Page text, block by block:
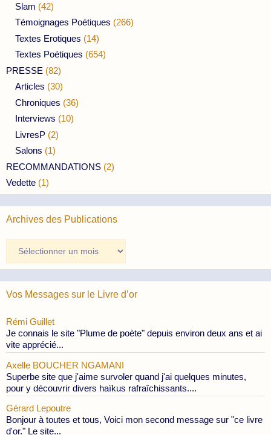
Slam (42)
Témoignages Poétiques (266)
Textes Erotiques (14)
Textes Poétiques (654)
PRESSE (82)
Articles (30)
Chroniques (36)
Interviews (10)
LivresP (2)
Salons (1)
RECOMMANDATIONS (2)
Vedette (1)
Archives des Publications
des
Publications
Vos Messages sur le Livre d’or
Rémi Guillet
Je connais le site "Plume de poète" depuis environ deux ans et ai
vite apprécié...
Axelle BOUCHER NGAMANI
Superbe site que j'aime survoler quand j'ai quelques minutes,
pour y découvrir divers haïkus rafraîchissants....
Gérard Lepoutre
Bonjour à toutes et tous, Voici mon second message sur "ce livre
d'or." Le site...